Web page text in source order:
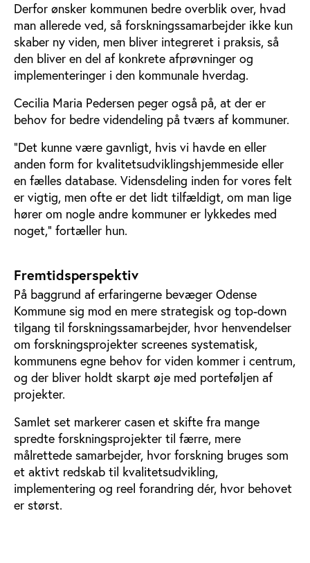
Derfor ønsker kommunen bedre overblik over, hvad
man allerede ved, så forskningssamarbejder ikke kun
skaber ny viden, men bliver integreret i praksis, så
den bliver en del af konkrete afprøvninger og
implementeringer i den kommunale hverdag.
Cecilia Maria Pedersen peger også på, at der er
behov for bedre videndeling på tværs af kommuner.
“Det kunne være gavnligt, hvis vi havde en eller
anden form for kvalitetsudviklingshjemmeside eller
en fælles database. Vidensdeling inden for vores felt
er vigtig, men ofte er det lidt tilfældigt, om man lige
hører om nogle andre kommuner er lykkedes med
noget,” fortæller hun.
Fremtidsperspektiv
På baggrund af erfaringerne bevæger Odense
Kommune sig mod en mere strategisk og top-down
tilgang til forskningssamarbejder, hvor henvendelser
om forskningsprojekter screenes systematisk,
kommunens egne behov for viden kommer i centrum,
og der bliver holdt skarpt øje med porteføljen af
projekter.
Samlet set markerer casen et skifte fra mange
spredte forskningsprojekter til færre, mere
målrettede samarbejder, hvor forskning bruges som
et aktivt redskab til kvalitetsudvikling,
implementering og reel forandring dér, hvor behovet
er størst.